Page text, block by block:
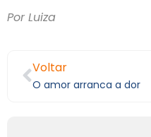
Por Luiza
Voltar
O amor arranca a dor